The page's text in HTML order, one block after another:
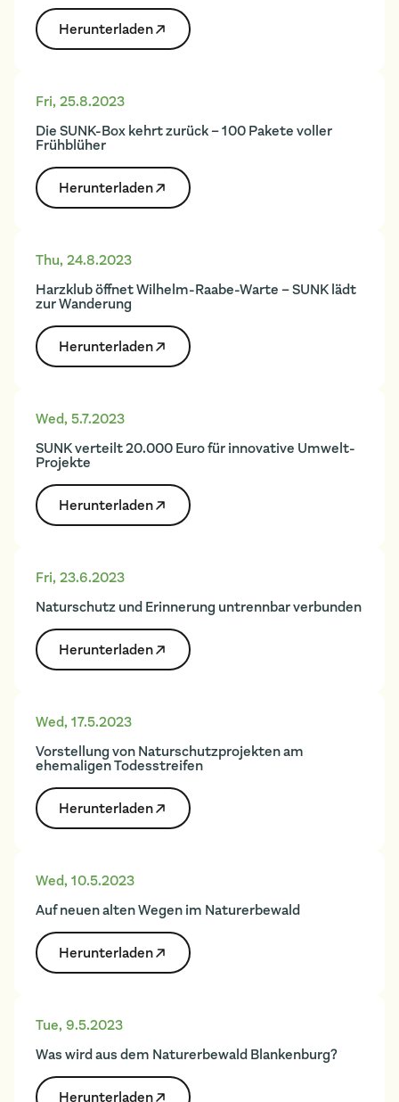
Herunter­laden
Fri, 25.8.2023
Die SUNK-Box kehrt zurück – 100 Pakete voller
Frühblüher
Herunter­laden
Thu, 24.8.2023
Harzklub öffnet Wilhelm-Raabe-Warte – SUNK lädt
zur Wanderung
Herunter­laden
Wed, 5.7.2023
SUNK verteilt 20.000 Euro für innovative Umwelt-
Projekte
Herunter­laden
Fri, 23.6.2023
Naturschutz und Erinnerung untrennbar verbunden
Herunter­laden
Wed, 17.5.2023
Vorstellung von Naturschutzprojekten am
ehemaligen Todesstreifen
Herunter­laden
Wed, 10.5.2023
Auf neuen alten Wegen im Naturerbewald
Herunter­laden
Tue, 9.5.2023
Was wird aus dem Naturerbewald Blankenburg?
Herunter­laden